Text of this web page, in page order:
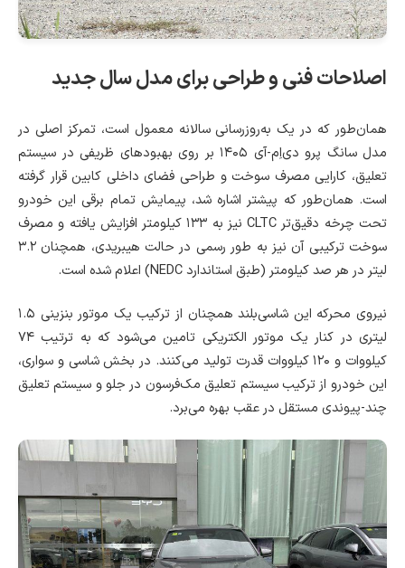
اصلاحات فنی و طراحی برای مدل سال جدید
همان‌طور که در یک به‌روزرسانی سالانه معمول است، تمرکز اصلی در
مدل سانگ پرو دی‌اِم-آی ۱۴۰۵ بر روی بهبودهای ظریفی در سیستم
تعلیق، کارایی مصرف سوخت و طراحی فضای داخلی کابین قرار گرفته
است. همان‌طور که پیشتر اشاره شد، پیمایش تمام برقی این خودرو
تحت چرخه دقیق‌تر CLTC نیز به ۱۳۳ کیلومتر افزایش یافته و مصرف
سوخت ترکیبی آن نیز به طور رسمی در حالت هیبریدی، همچنان ۳.۲
لیتر در هر صد کیلومتر (طبق استاندارد NEDC) اعلام شده است.
نیروی محرکه این شاسی‌بلند همچنان از ترکیب یک موتور بنزینی ۱.۵
لیتری در کنار یک موتور الکتریکی تامین می‌شود که به ترتیب ۷۴
کیلووات و ۱۲۰ کیلووات قدرت تولید می‌کنند. در بخش شاسی و سواری،
این خودرو از ترکیب سیستم تعلیق مک‌فرسون در جلو و سیستم تعلیق
چند-پیوندی مستقل در عقب بهره می‌برد.